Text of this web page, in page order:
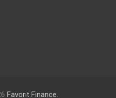
Favorit Finance.